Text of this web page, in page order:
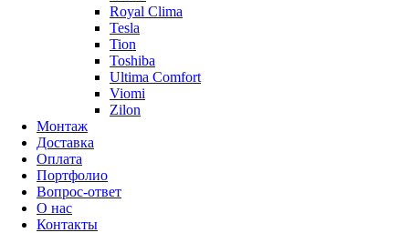
Royal Clima
Tesla
Tion
Toshiba
Ultima Comfort
Viomi
Zilon
Монтаж
Доставка
Оплата
Портфолио
Вопрос-ответ
О нас
Контакты